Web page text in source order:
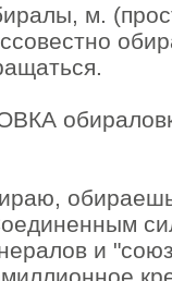
м.
обираешь
и